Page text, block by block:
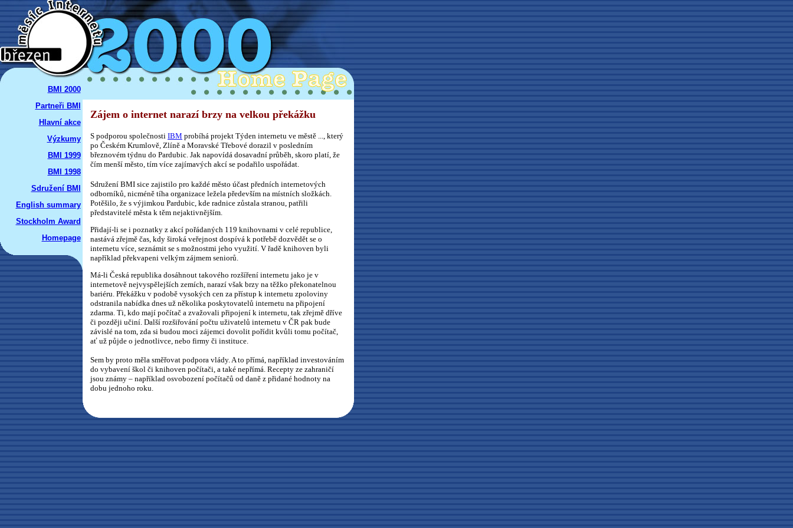
BMI 2000
Partneři BMI
Hlavní akce
Výzkumy
BMI 1999
BMI 1998
Sdružení BMI
English summary
Stockholm Award
Homepage
Zájem o internet narazí brzy na velkou překážku
S podporou společnosti IBM probíhá projekt Týden internetu ve městě ..., který
po Českém Krumlově, Zlíně a Moravské Třebové dorazil v posledním
březnovém týdnu do Pardubic. Jak napovídá dosavadní průběh, skoro platí, že
čím menší město, tím více zajímavých akcí se podařilo uspořádat.
Sdružení BMI sice zajistilo pro každé město účast předních internetových
odborníků, nicméně tíha organizace ležela především na místních složkách.
Potěšilo, že s výjimkou Pardubic, kde radnice zůstala stranou, patřili
představitelé města k těm nejaktivnějším.
Přidají-li se i poznatky z akcí pořádaných 119 knihovnami v celé republice,
nastává zřejmě čas, kdy široká veřejnost dospívá k potřebě dozvědět se o
internetu více, seznámit se s možnostmi jeho využití. V řadě knihoven byli
například překvapeni velkým zájmem seniorů.
Má-li Česká republika dosáhnout takového rozšíření internetu jako je v
internetově nejvyspělejších zemích, narazí však brzy na těžko překonatelnou
bariéru. Překážku v podobě vysokých cen za přístup k internetu zpoloviny
odstranila nabídka dnes už několika poskytovatelů internetu na připojení
zdarma. Ti, kdo mají počítač a zvažovali připojení k internetu, tak zřejmě dříve
či později učiní. Další rozšiřování počtu uživatelů internetu v ČR pak bude
závislé na tom, zda si budou moci zájemci dovolit pořídit kvůli tomu počítač,
ať už půjde o jednotlivce, nebo firmy či instituce.
Sem by proto měla směřovat podpora vlády. A to přímá, například investováním
do vybavení škol či knihoven počítači, a také nepřímá. Recepty ze zahraničí
jsou známy – například osvobození počítačů od daně z přidané hodnoty na
dobu jednoho roku.